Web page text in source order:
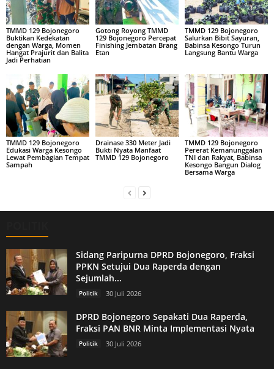
TMMD 129 Bojonegoro
Buktikan Kedekatan
dengan Warga, Momen
Hangat Prajurit dan Balita
Jadi Perhatian
Gotong Royong TMMD
129 Bojonegoro Percepat
Finishing Jembatan Brang
Etan
TMMD 129 Bojonegoro
Salurkan Bibit Sayuran,
Babinsa Kesongo Turun
Langsung Bantu Warga
TMMD 129 Bojonegoro
Edukasi Warga Kesongo
Lewat Pembagian Tempat
Sampah
Drainase 330 Meter Jadi
Bukti Nyata Manfaat
TMMD 129 Bojonegoro
TMMD 129 Bojonegoro
Pererat Kemanunggalan
TNI dan Rakyat, Babinsa
Kesongo Bangun Dialog
Bersama Warga
Sidang Paripurna DPRD Bojonegoro, Fraksi
PPKN Setujui Dua Raperda dengan
Sejumlah...
Politik 30 Juli 2026
DPRD Bojonegoro Sepakati Dua Raperda,
Fraksi PAN BNR Minta Implementasi Nyata
Politik 30 Juli 2026